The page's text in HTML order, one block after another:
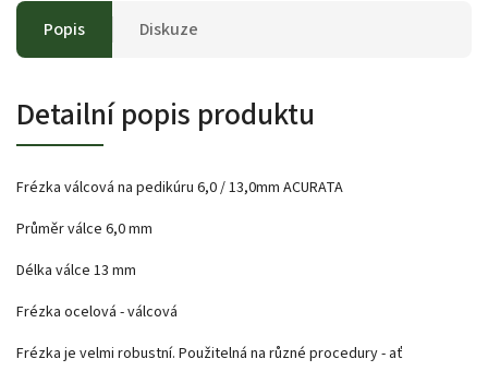
Popis Diskuze
Detailní popis produktu
Frézka válcová na pedikúru 6,0 / 13,0mm ACURATA
Průměr válce 6,0 mm
Délka válce 13 mm
Frézka ocelová - válcová
Frézka je velmi robustní. Použitelná na různé procedury - ať